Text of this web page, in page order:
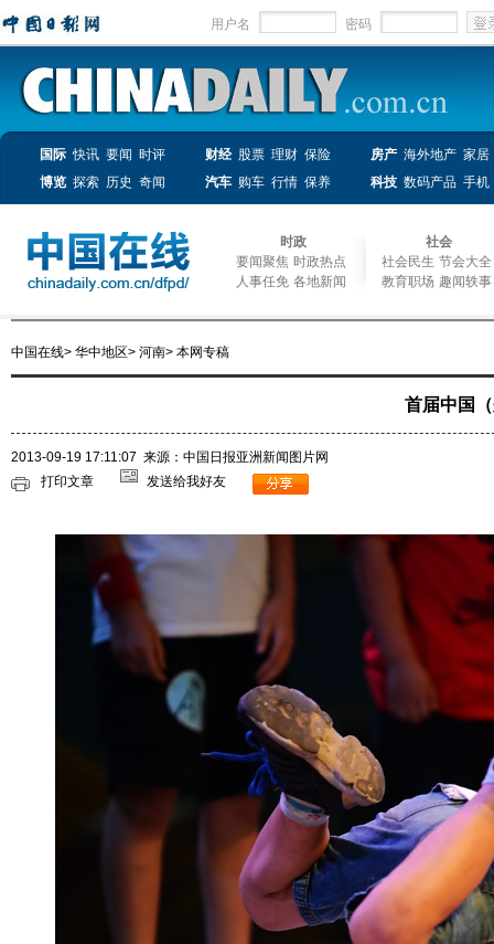
用户名 密码
国际 快讯 要闻 时评 财经 股票 理财 保险 房产 海外地产 家居
博览 探索 历史 奇闻 汽车 购车 行情 保养 科技 数码产品 手机
时政
要闻聚焦 时政热点
人事任免 各地新闻
社会
社会民生 节会大全
教育职场 趣闻轶事
中国在线> 华中地区> 河南> 本网专稿
首届中国
2013-09-19 17:11:07 来源：中国日报亚洲新闻图片网
打印文章
发送给我好友